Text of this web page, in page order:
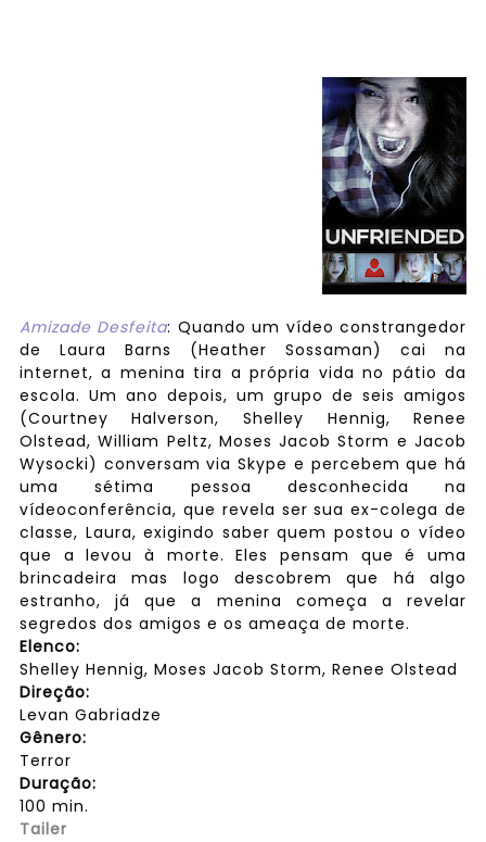
Amizade Desfeita: Quando um vídeo constrangedor
de Laura Barns (Heather Sossaman) cai na
internet, a menina tira a própria vida no pátio da
escola. Um ano depois, um grupo de seis amigos
(Courtney Halverson, Shelley Hennig, Renee
Olstead, William Peltz, Moses Jacob Storm e Jacob
Wysocki) conversam via Skype e percebem que há
uma sétima pessoa desconhecida na
vídeoconferência, que revela ser sua ex-colega de
classe, Laura, exigindo saber quem postou o vídeo
que a levou à morte. Eles pensam que é uma
brincadeira mas logo descobrem que há algo
estranho, já que a menina começa a revelar
segredos dos amigos e os ameaça de morte.
Elenco:
Shelley Hennig, Moses Jacob Storm, Renee Olstead
Direção:
Levan Gabriadze
Gênero:
Terror
Duração:
100 min.
Tailer